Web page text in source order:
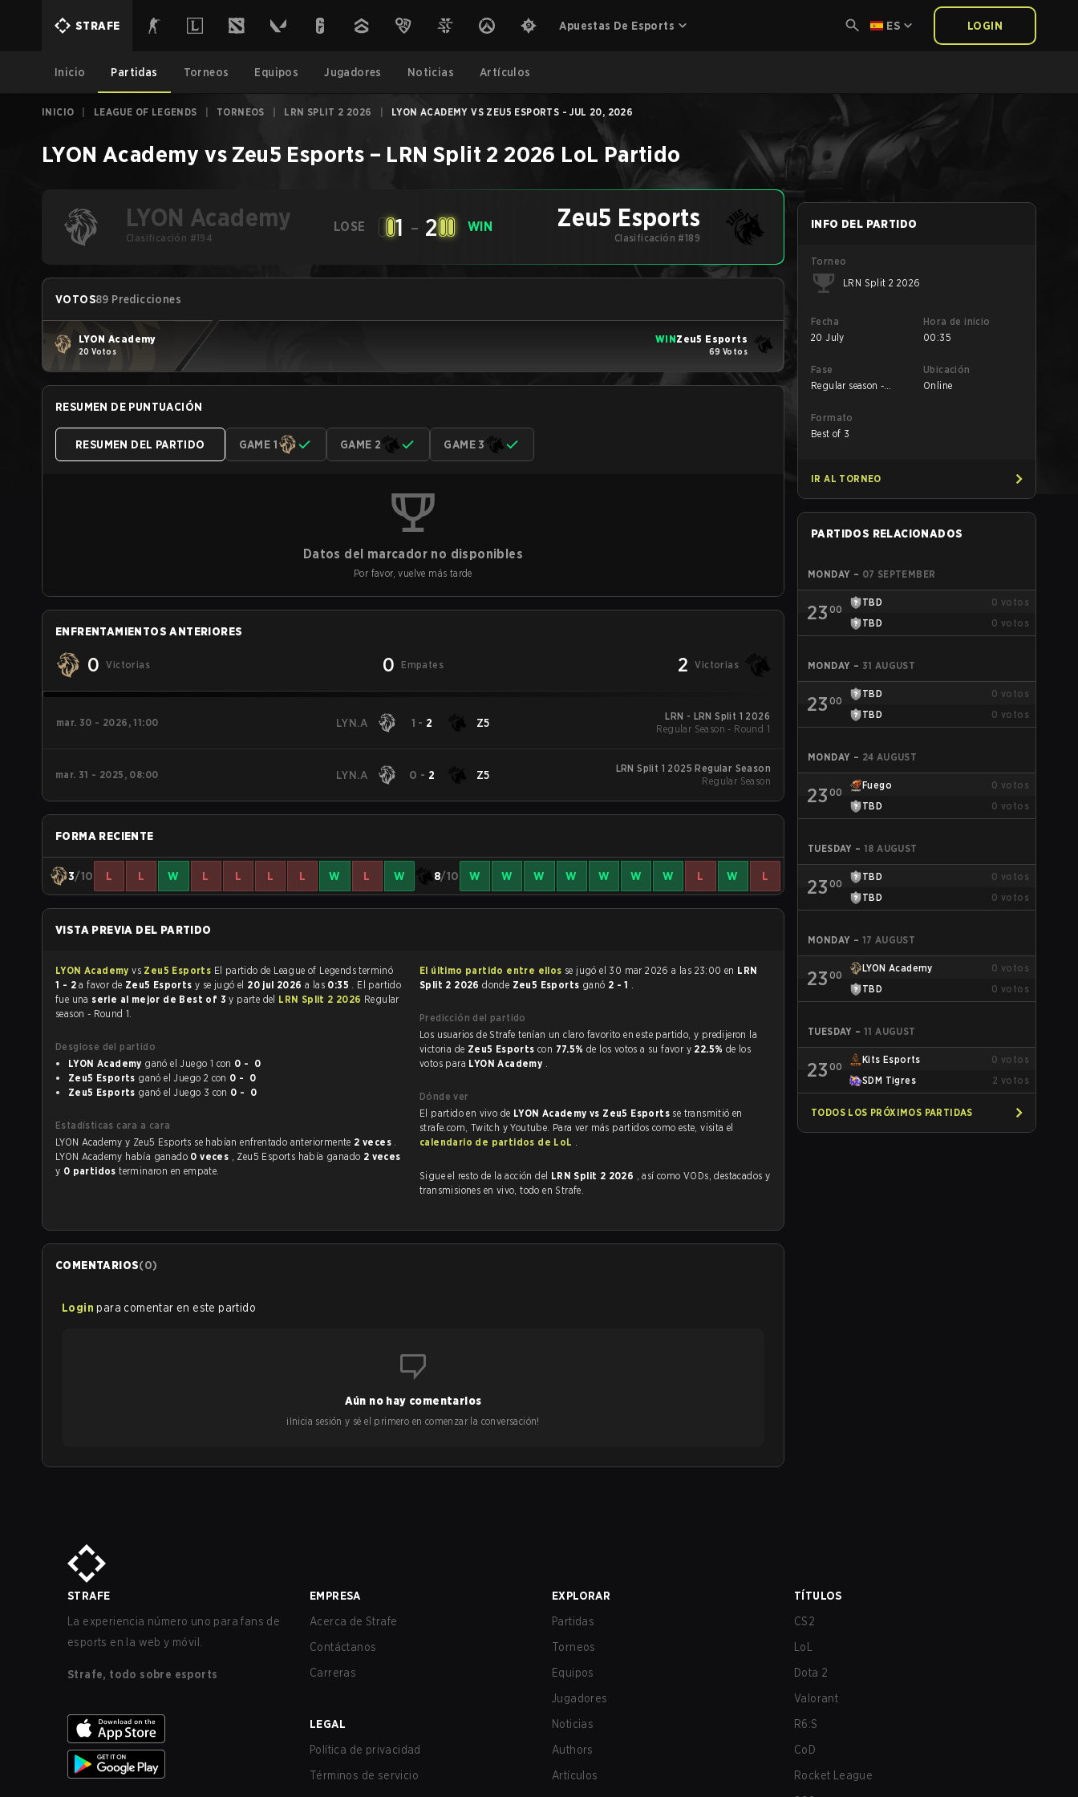
STRAFE Apuestas De Esports ES LOGIN
Inicio Partidas Torneos Equipos Jugadores Noticias Artículos
INICIO LEAGUE OF LEGENDS TORNEOS LRN SPLIT 2 2026 LYON ACADEMY VS ZEU5 ESPORTS - JUL 20, 2026
LYON Academy vs Zeu5 Esports – LRN Split 2 2026 LoL Partido
LYON Academy
Clasificación #194
LOSE 1 - 2 WIN Zeu5 Esports
Clasificación #189
VOTOS89 Predicciones
LYON Academy
20 Votos
WINZeu5 Esports
69 Votos
RESUMEN DE PUNTUACIÓN
RESUMEN DEL PARTIDO GAME 1 GAME 2 GAME 3
Datos del marcador no disponibles
Por favor, vuelve más tarde
ENFRENTAMIENTOS ANTERIORES
0 Victorias 0 Empates 2 Victorias
mar. 30 - 2026, 11:00 LYN.A 1 - 2 Z5
LRN - LRN Split 1 2026
Regular Season - Round 1
mar. 31 - 2025, 08:00 LYN.A 0 - 2 Z5
LRN Split 1 2025 Regular Season
Regular Season
FORMA RECIENTE
3/10 L L W L L L L W L W 8/10 W W W W W W W L W L
VISTA PREVIA DEL PARTIDO
LYON Academyvs Zeu5 Esports
El partido de League of Legends terminó
1 - 2 a favor de Zeu5 Esports y se jugó el 20 jul 2026 a las 0:35 . El partido
fue una serie al mejor de Best of 3y parte del LRN Split 2 2026 Regular
season - Round 1.
Desglose del partido
LYON Academy
ganó el Juego 1 con
0 - 0
Zeu5 Esports
ganó el Juego 2 con
0 - 0
Zeu5 Esports
ganó el Juego 3 con 0 - 0
Estadísticas cara a cara
LYON Academy y Zeu5 Esports se habían enfrentado anteriormente 2 veces .
LYON Academy había ganado 0 veces , Zeu5 Esports había ganado 2 veces
y 0 partidosterminaron en empate.
El último partido entre ellos se jugó el 30 mar 2026 a las 23:00 en LRN
Split 2 2026donde Zeu5 Esports ganó 2 - 1 .
Predicción del partido
Los usuarios de Strafe tenían un claro favorito en este partido, y predijeron la
victoria de Zeu5 Esports con 77.5% de los votos a su favor y 22.5% de los
votos para LYON Academy .
Dónde ver
El partido en vivo de LYON Academy vs Zeu5 Esports se transmitió en
strafe.com, Twitch y Youtube. Para ver más partidos como este, visita el
calendario de partidos de LoL .
Sigue el resto de la acción del LRN Split 2 2026 , así como VODs, destacados y
transmisiones en vivo, todo en Strafe.
COMENTARIOS(0)
Login para comentar en este partido
Aún no hay comentarios
¡Inicia sesión y sé el primero en comenzar la conversación!
INFO DEL PARTIDO
Torneo
LRN Split 2 2026
Fecha
20 July
Hora de inicio
00:35
Fase
Regular season -
Ubicación
Online
Formato
Best of 3
IR AL TORNEO
PARTIDOS RELACIONADOS
MONDAY – 07 SEPTEMBER
23 00
TBD 0 votos
TBD
0 votos
MONDAY – 31 AUGUST
23 00
TBD 0 votos
TBD
0 votos
MONDAY – 24 AUGUST
23 00
Fuego 0 votos
TBD
0 votos
TUESDAY – 18 AUGUST
23 00
TBD 0 votos
TBD
0 votos
MONDAY – 17 AUGUST
23 00
LYON Academy 0 votos
TBD
0 votos
TUESDAY – 11 AUGUST
23 00
Kits Esports 0 votos
SDM Tigres
2 votos
TODOS LOS PRÓXIMOS PARTIDAS
STRAFE
La experiencia número uno para fans de
esports en la web y móvil.
Strafe, todo sobre esports
EMPRESA
Acerca de Strafe
Contáctanos
Carreras
LEGAL
Política de privacidad
Términos de servicio
EXPLORAR
Partidas
Torneos
Equipos
Jugadores
Noticias
Authors
Artículos
TÍTULOS
CS2
LoL
Dota 2
Valorant
R6:S
CoD
Rocket League